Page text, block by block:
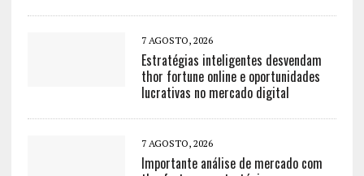
7 AGOSTO, 2026
Estratégias inteligentes desvendam
thor fortune online e oportunidades
lucrativas no mercado digital
7 AGOSTO, 2026
Importante análise de mercado com